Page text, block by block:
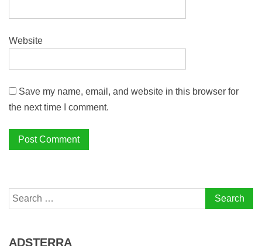
Website
Save my name, email, and website in this browser for
the next time I comment.
Search
for:
ADSTERRA